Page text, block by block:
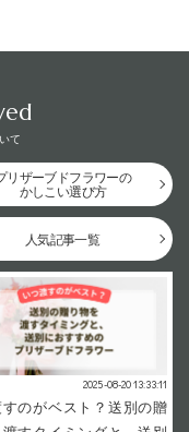
て
リザーブドフラワーの
かしこい選び方
人気記事一覧
2025-08-20 13:33:11
すのがベスト？送別の贈